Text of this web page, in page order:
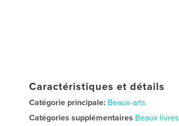
Caractéristiques et détails
Catégorie principale: Beaux-arts
Catégories supplémentaires Beaux livres